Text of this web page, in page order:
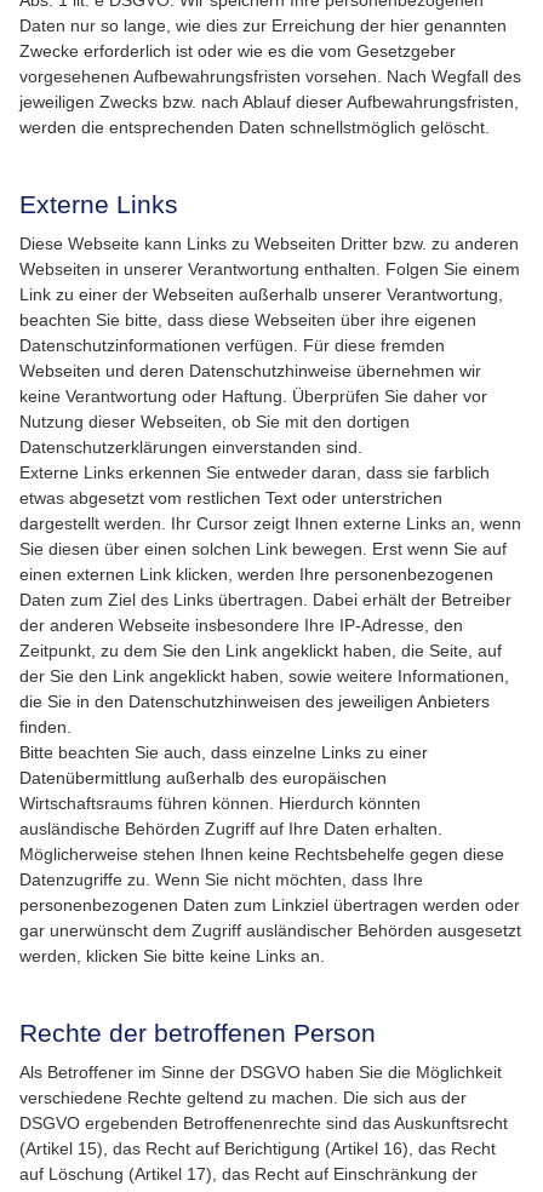
Daten nur so lange, wie dies zur Erreichung der hier genannten
Zwecke erforderlich ist oder wie es die vom Gesetzgeber
vorgesehenen Aufbewahrungsfristen vorsehen. Nach Wegfall des
jeweiligen Zwecks bzw. nach Ablauf dieser Aufbewahrungsfristen,
werden die entsprechenden Daten schnellstmöglich gelöscht.
Externe Links
Diese Webseite kann Links zu Webseiten Dritter bzw. zu anderen
Webseiten in unserer Verantwortung enthalten. Folgen Sie einem
Link zu einer der Webseiten außerhalb unserer Verantwortung,
beachten Sie bitte, dass diese Webseiten über ihre eigenen
Datenschutzinformationen verfügen. Für diese fremden
Webseiten und deren Datenschutzhinweise übernehmen wir
keine Verantwortung oder Haftung. Überprüfen Sie daher vor
Nutzung dieser Webseiten, ob Sie mit den dortigen
Datenschutzerklärungen einverstanden sind.
Externe Links erkennen Sie entweder daran, dass sie farblich
etwas abgesetzt vom restlichen Text oder unterstrichen
dargestellt werden. Ihr Cursor zeigt Ihnen externe Links an, wenn
Sie diesen über einen solchen Link bewegen. Erst wenn Sie auf
einen externen Link klicken, werden Ihre personenbezogenen
Daten zum Ziel des Links übertragen. Dabei erhält der Betreiber
der anderen Webseite insbesondere Ihre IP-Adresse, den
Zeitpunkt, zu dem Sie den Link angeklickt haben, die Seite, auf
der Sie den Link angeklickt haben, sowie weitere Informationen,
die Sie in den Datenschutzhinweisen des jeweiligen Anbieters
finden.
Bitte beachten Sie auch, dass einzelne Links zu einer
Datenübermittlung außerhalb des europäischen
Wirtschaftsraums führen können. Hierdurch könnten
ausländische Behörden Zugriff auf Ihre Daten erhalten.
Möglicherweise stehen Ihnen keine Rechtsbehelfe gegen diese
Datenzugriffe zu. Wenn Sie nicht möchten, dass Ihre
personenbezogenen Daten zum Linkziel übertragen werden oder
gar unerwünscht dem Zugriff ausländischer Behörden ausgesetzt
werden, klicken Sie bitte keine Links an.
Rechte der betroffenen Person
Als Betroffener im Sinne der DSGVO haben Sie die Möglichkeit
verschiedene Rechte geltend zu machen. Die sich aus der
DSGVO ergebenden Betroffenenrechte sind das Auskunftsrecht
(Artikel 15), das Recht auf Berichtigung (Artikel 16), das Recht
auf Löschung (Artikel 17), das Recht auf Einschränkung der